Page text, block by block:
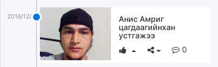
tvmongolia.mn
mass.mn
2016/12/25
Анис Амриг
цагдаагийнхан
устгажээ
0